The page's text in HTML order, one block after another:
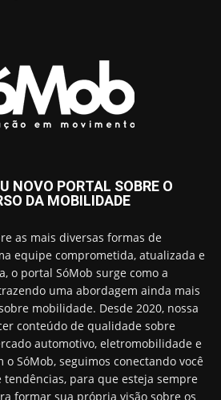
NOVO PORTAL SOBRE O
DA MOBILIDADE
as mais diversas formas de
equipe comprometida, atualizada e
o portal SóMob surge como a
uma abordagem ainda mais
mobilidade. Desde 2020, nossa
conteúdo de qualidade sobre
automotivo, eletromobilidade e
o SóMob, seguimos conectando você
para que esteja sempre
formar sua própria visão sobre os